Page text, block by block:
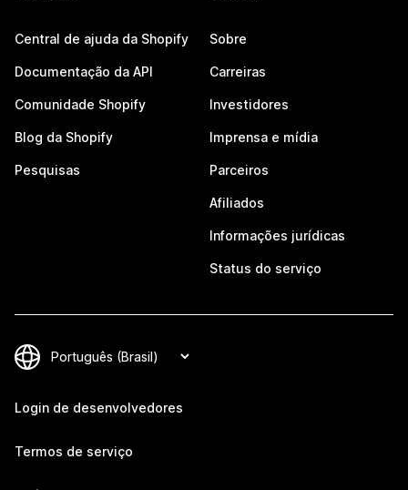
Central de ajuda da Shopify
Documentação da API
Comunidade Shopify
Blog da Shopify
Pesquisas
Sobre
Carreiras
Investidores
Imprensa e mídia
Parceiros
Afiliados
Informações jurídicas
Status do serviço
Login de desenvolvedores
Termos de serviço